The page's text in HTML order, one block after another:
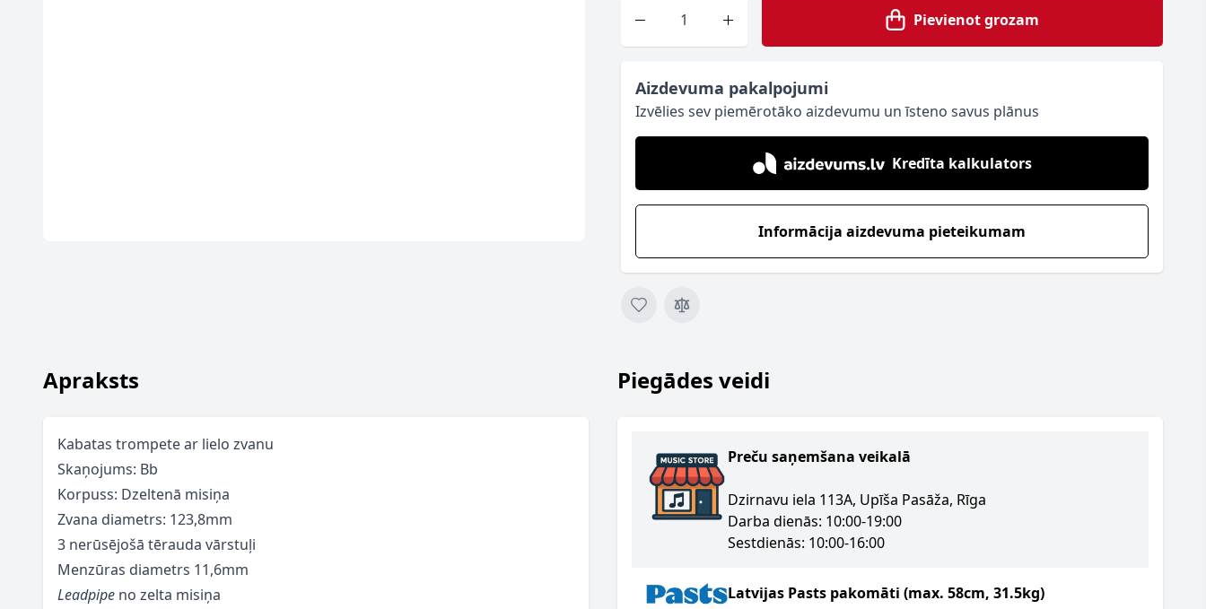
Pievienot grozam
Aizdevuma pakalpojumi
Izvēlies sev piemērotāko aizdevumu un īsteno savus plānus
Kredīta kalkulators
Informācija aizdevuma pieteikumam
Apraksts
Kabatas trompete ar lielo zvanu
Skaņojums: Bb
Korpuss: Dzeltenā misiņa
Zvana diametrs: 123,8mm
3 nerūsējošā tērauda vārstuļi
Menzūras diametrs 11,6mm
Leadpipe no zelta misiņa
Piegādes veidi
Preču saņemšana veikalā
Dzirnavu iela 113A, Upīša Pasāža, Rīga
Darba dienās: 10:00-19:00
Sestdienās: 10:00-16:00
Latvijas Pasts pakomāti (max. 58cm, 31.5kg)